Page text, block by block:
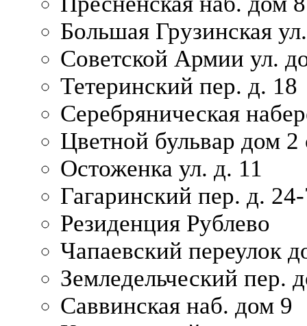
Большая Грузинская
Советской Армии ул.
Тетеринский пер. д. 18
Серебряническая
Цветной бульвар дом 2
Остоженка ул. д. 11
Гагаринский пер. д.
Резиденция Рублево
Чапаевский переулок
Земледельческий пер.
Саввинская наб. дом 9